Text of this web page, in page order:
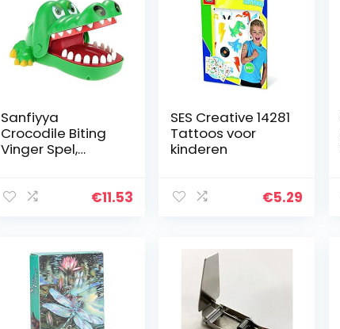
Sanfiyya
Crocodile Biting
Vinger Spel,
cadeau, mond-
€11.53
SES Creative 14281
Tattoos voor
kinderen
€5.29